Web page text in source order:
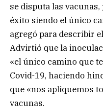
se disputa las
éxito siendo el único
agregó para describir
Advirtió que la
«el único camino que
Covid-19, haciendo
que «nos apliquemos
vacunas.